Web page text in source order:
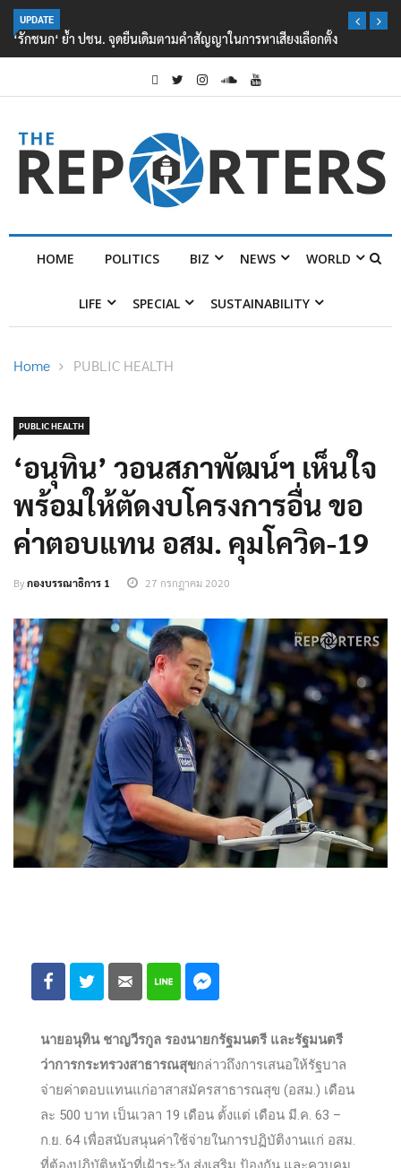
UPDATE
‘รักชนก‘ ย้ำ ปชน. จุดยืนเดิมตามคำสัญญาในการหาเสียงเลือกตั้ง
HOME POLITICS BIZ NEWS WORLD
LIFE SPECIAL SUSTAINABILITY
Home PUBLIC HEALTH
PUBLIC HEALTH
‘อนุทิน’ วอนสภาพัฒน์ฯ เห็นใจ
พร้อมให้ตัดงบโครงการอื่น ขอ
ค่าตอบแทน อสม. คุมโควิด-19
Byกองบรรณาธิการ 1 27 กรกฎาคม 2020
นายอนุทิน ชาญวีรกูล รองนายกรัฐมนตรี และรัฐมนตรี
ว่าการกระทรวงสาธารณสุขกล่าวถึงการเสนอให้รัฐบาล
จ่ายค่าตอบแทนแก่อาสาสมัครสาธารณสุข (อสม.) เดือน
ละ 500 บาท เป็นเวลา 19 เดือน ตั้งแต่ เดือน มี.ค. 63 –
ก.ย. 64 เพื่อสนับสนุนค่าใช้จ่ายในการปฏิบัติงานแก่ อสม.